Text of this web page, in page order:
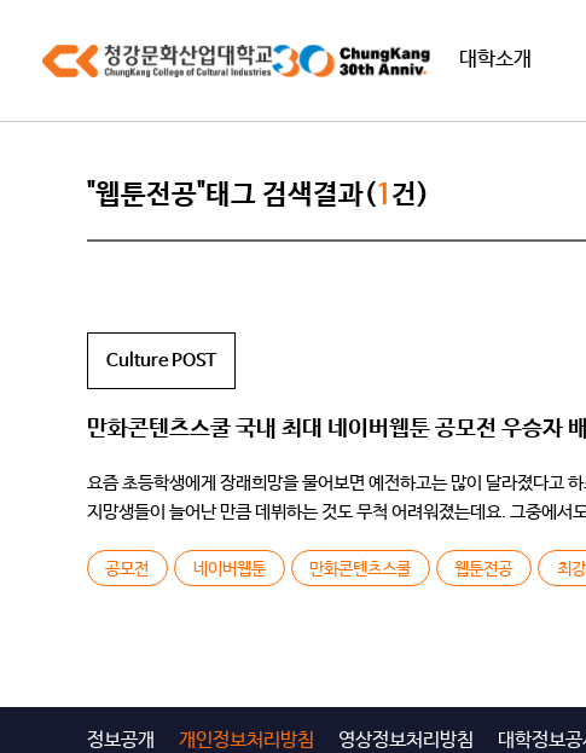
대학소개
"웹툰전공"태그 검색결과(1 건)
Culture POST
만화콘텐츠스쿨 국내 최대 네이버웹툰 공모전 우승자
요즘 초등학생에게 장래희망을 물어보면 예전하고는 많이 달라졌다
지망생들이 늘어난 만큼 데뷔하는 것도 무척 어려워졌는데요. 그중에
공모전 네이버웹툰 만화콘텐츠스쿨 웹툰전공 최
정보공개 개인정보처리방침 영상정보처리방침 대학정보공